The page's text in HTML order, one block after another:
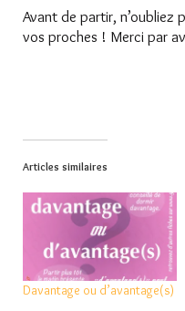
Avant de partir, n’oubliez
vos proches ! Merci par
Articles similaires
Davantage ou d’avantage(s)